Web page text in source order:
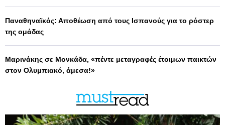
Παναθηναϊκός: Αποθέωση από τους Ισπανούς για το ρόστερ
της ομάδας
Μαρινάκης σε Μονκάδα, «πέντε μεταγραφές έτοιμων παικτών
στον Ολυμπιακό, άμεσα!»